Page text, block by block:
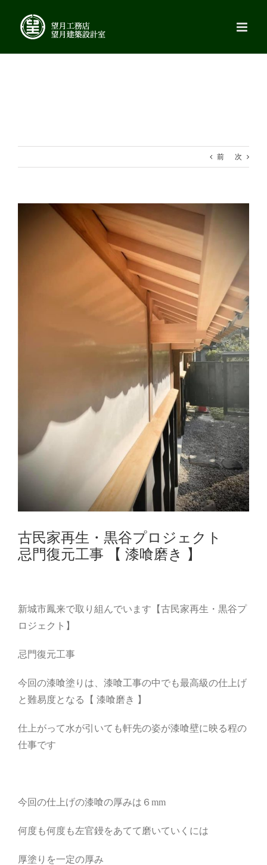
content
前 次
古民家再生・黒谷プロジェクト
忌門復元工事 【 漆喰磨き 】
新城市鳳来で取り組んでいます【古民家再生・黒谷プ
ロジェクト】
忌門復元工事
今回の漆喰塗りは、漆喰工事の中でも最高級の仕上げ
と難易度となる【 漆喰磨き 】
仕上がって水が引いても軒先の姿が漆喰壁に映る程の
仕事です
今回の仕上げの漆喰の厚みは６mm
何度も何度も左官鏝をあてて磨いていくには
厚塗りを一定の厚み